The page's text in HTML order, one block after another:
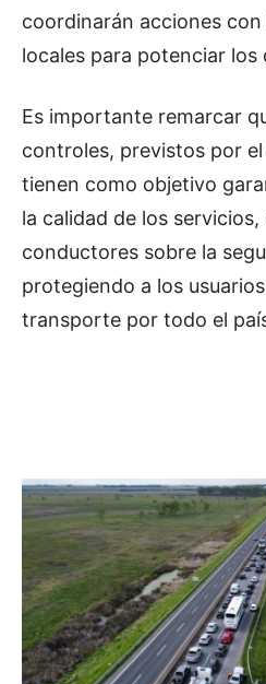
coordinarán acciones
locales para potenciar los
Es importante remarcar
controles, previstos por
tienen como objetivo
la calidad de los
conductores sobre la
protegiendo a los
transporte por todo el